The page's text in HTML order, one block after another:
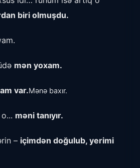
biri olmuşdu.
mən yoxam.
var.Mənə baxır.
məni tanıyır.
– içimdən doğulub, yerimi